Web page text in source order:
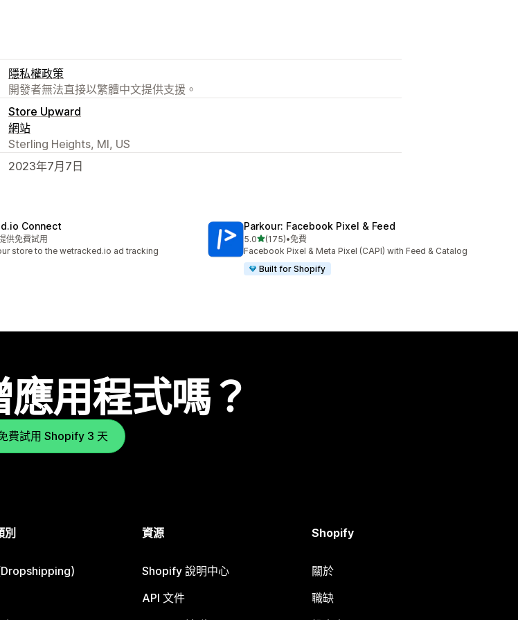
隱私權政策
開發者無法直接以繁體中文提供支援。
Store Upward
網站
Sterling Heights, MI, US
2023年7月7日
Connect
星
價供免費試用
store to the wetracked.io ad tracking
Parkour: Facebook Pixel & Feed
5.0滿分 5 顆星
(175)
共有 175 則評價
•免費
Facebook Pixel & Meta Pixel (CAPI) with Feed & Catalog
Built for Shopify
用程式嗎？
費試用 Shopify 3 天
別 資源
Shopify 說明中心
API 文件
Shopify
關於
職缺